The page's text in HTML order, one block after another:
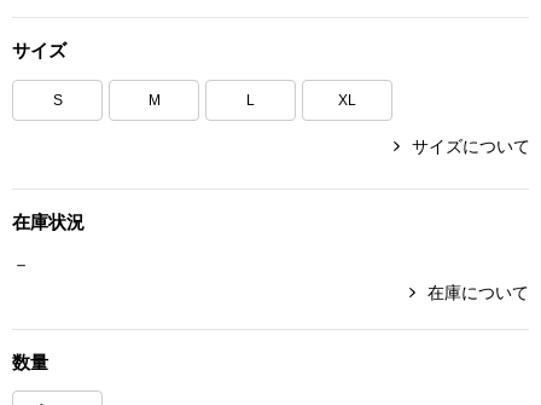
BOGARD 最新号はこちら
ルームウェア
サイズ
S M L XL
サイズについて
在庫状況
－
在庫について
数量